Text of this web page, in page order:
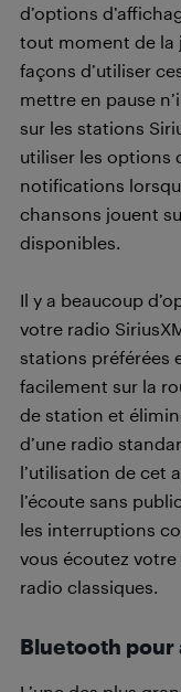
d’options
tout moment de la
façons d’utiliser
mettre en pause
sur les stations
utiliser les options
notifications
chansons jouent
disponibles.
Il y a beaucoup
votre radio
stations préférées
facilement sur la
de station et
d’une radio
l’utilisation de cet
l’écoute sans
les interruptions
vous écoutez
radio classiques.
Bluetooth pour